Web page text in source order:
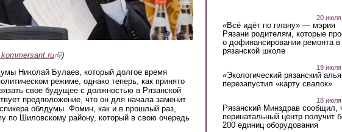
(link is external)
)
Николай Булаев, который долгое время
режиме, однако теперь, как принято
свое будущее с должностью в Рязанской
предположение, что он для начала заменит
облдумы. Фомин, как и в прошлый раз,
по Шиловскому району, который в свою очередь
20
«Всё идёт по плану» — мэрия
Рязани родителям, которые
о дофинансировании ремонта в
рязанской школе
19
«Экологический рязанский
перезапустил «карту свалок»
18
Рязанский Минздрав сообщил,
перинатальный центр получит
200 единиц оборудования